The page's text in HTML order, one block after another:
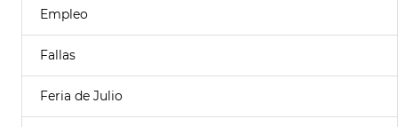
Empleo
Fallas
Feria de Julio